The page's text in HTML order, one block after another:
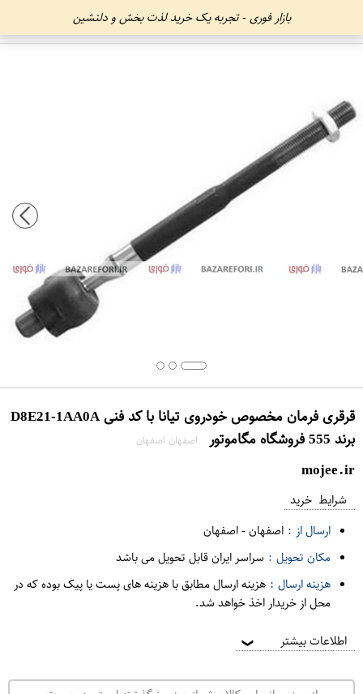
بازار فوری - تجربه یک خرید لذت بخش و دلنشین
قرقری فرمان مخصوص خودروی تیانا با کد فنی D8E21-1AA0A
برند 555 فروشگاه مگاموتور
اصفهان اصفهان
mojee.ir
شرایط خرید
ارسال از : اصفهان-اصفهان
مکان تحویل : سراسر ایران قابل تحویل می باشد
هزینه ارسال : هزینه ارسال مطابق با هزینه های پست یا پیک بوده که در
محل از خریدار اخذ خواهد شد.
اطلاعات بیشتر ❯